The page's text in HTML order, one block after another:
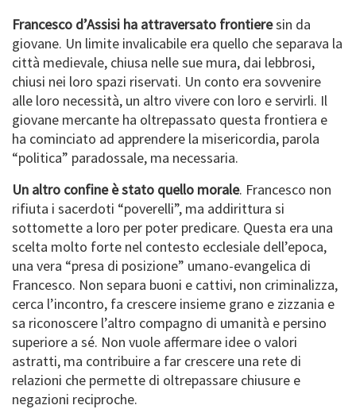
Francesco d’Assisi ha attraversato frontieresin da
giovane. Un limite invalicabile era quello che separava la
città medievale, chiusa nelle sue mura, dai lebbrosi,
chiusi nei loro spazi riservati. Un conto era sovvenire
alle loro necessità, un altro vivere con loro e servirli. Il
giovane mercante ha oltrepassato questa frontiera e
ha cominciato ad apprendere la misericordia, parola
“politica” paradossale, ma necessaria.
Un altro confine è stato quello morale. Francesco non
rifiuta i sacerdoti “poverelli”, ma addirittura si
sottomette a loro per poter predicare. Questa era una
scelta molto forte nel contesto ecclesiale dell’epoca,
una vera “presa di posizione” umano-evangelica di
Francesco. Non separa buoni e cattivi, non criminalizza,
cerca l’incontro, fa crescere insieme grano e zizzania e
sa riconoscere l’altro compagno di umanità e persino
superiore a sé. Non vuole affermare idee o valori
astratti, ma contribuire a far crescere una rete di
relazioni che permette di oltrepassare chiusure e
negazioni reciproche.